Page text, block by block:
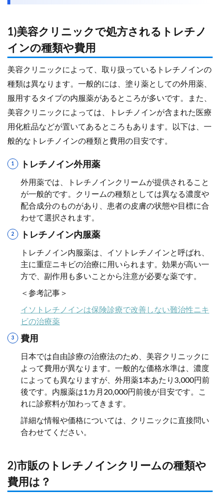
1)美容クリニックで処方されるトレチノ
インの種類や費用
美容クリニックによって、取り扱っているトレチノインの
種類は異なります。一般的には、塗り薬としての外用薬、
服用するタイプの内服薬があるところが多いです。また、
美容クリニックによっては、トレチノインが含まれた医療
用化粧品などが置いてあるところもあります。以下は、一
般的なトレチノインの種類と費用の目安です。
トレチノイン外用薬
外用薬では、トレチノインクリームが提供されること
が一般的です。クリームの種類としては異なる濃度や
配合成分のものがあり、患者の皮膚の状態や目標に合
わせて選択されます。
トレチノイン内服薬
トレチノイン内服薬は、イソトレチノインと呼ばれ、
主に重症ニキビの治療に用いられます。効果が高い一
方で、副作用も多いことから注意が必要な薬です。
＜参考記事＞
イソトレチノインは保険診療で改善しない難治性ニキ
ビの治療薬
費用
日本では自由診療の治療法のため、美容クリニックに
よって費用が異なります。一般的な価格水準は、濃度
によっても異なりますが、外用薬1本あたり3,000円前
後です。内服薬は1カ月20,000円前後が目安です。こ
れに診察料が加わってきます。
詳細な情報や価格については、クリニックに直接問い
合わせてください。
2)市販のトレチノインクリームの種類や
費用は？